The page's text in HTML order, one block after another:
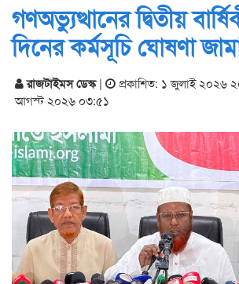
গণঅভ্যুত্থানের দ্বিতীয়
দিনের কর্মসূচি ঘোষণা
রাজটাইমস ডেস্ক| প্রকাশিত: ১ জুলাই ২০২৬
আগস্ট ২০২৬ ০৩:৫১